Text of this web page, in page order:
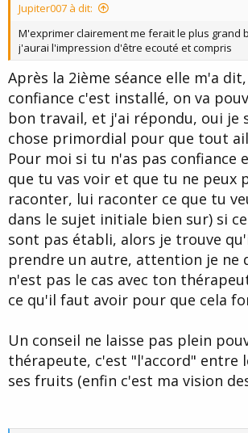
Jupiter007 à dit:
M'exprimer clairement me ferait le plus grand
j'aurai l'impression d'être ecouté et compris
Après la 2ième séance elle m'a
confiance c'est installé, on va
bon travail, et j'ai répondu, oui je
chose primordial pour que tout
Pour moi si tu n'as pas confiance
que tu vas voir et que tu ne peux
raconter, lui raconter ce que tu
dans le sujet initiale bien sur) si
sont pas établi, alors je trouve
prendre un autre, attention je ne
n'est pas le cas avec ton
ce qu'il faut avoir pour que cela
Un conseil ne laisse pas plein
thérapeute, c'est "l'accord" entre
ses fruits (enfin c'est ma vision